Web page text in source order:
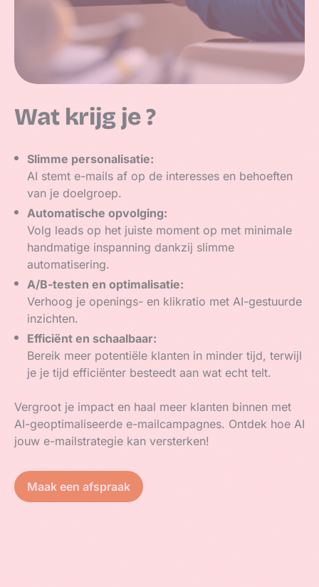
Wat krijg je ?
Slimme personalisatie:
AI stemt e-mails af op de interesses en behoeften
van je doelgroep.
Automatische opvolging:
Volg leads op het juiste moment op met minimale
handmatige inspanning dankzij slimme
automatisering.
A/B-testen en optimalisatie:
Verhoog je openings- en klikratio met AI-gestuurde
inzichten.
Efficiënt en schaalbaar:
Bereik meer potentiële klanten in minder tijd, terwijl
je je tijd efficiënter besteedt aan wat echt telt.
Vergroot je impact en haal meer klanten binnen met
AI-geoptimaliseerde e-mailcampagnes. Ontdek hoe AI
jouw e-mailstrategie kan versterken!
Maak een afspraak